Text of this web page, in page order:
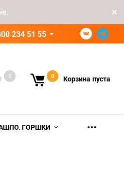
234 51 55
0 0 Корзина пуста
ГОРШКИ